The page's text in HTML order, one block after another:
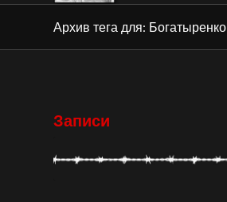
Архив тега для: Богатыренко
Записи